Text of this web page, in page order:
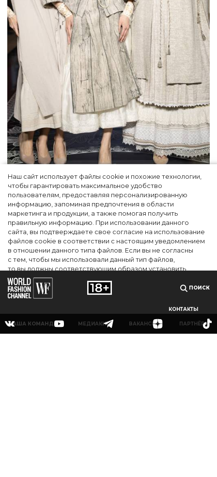
Наш сайт использует файлы cookie и похожие технологии,
чтобы гарантировать максимальное удобство
пользователям, предоставляя персонализированную
информацию, запоминая предпочтения в области
маркетинга и продукции, а также помогая получить
правильную информацию. При использовании данного
сайта, вы подтверждаете свое согласие на использование
файлов cookie в соответствии с настоящим уведомлением
в отношении данного типа файлов. Если вы не согласны
с тем, чтобы мы использовали данный тип файлов,
то вы должны соответствующим образом установить
настройки вашего браузера или не использовать сайт wfc.tv
СОГЛАСЕН
Как Ульяновск стал столицей российской
моды на два дня — Подиум, байеры и 100
млн рублей договорённостей: что
случилось на форуме в Ульяновске
ПОИСК
КОНТАКТЫ
НАША КОМАНДА МЕДИАКИТ ВАКАНСИИ ПАРТНЁРЫ